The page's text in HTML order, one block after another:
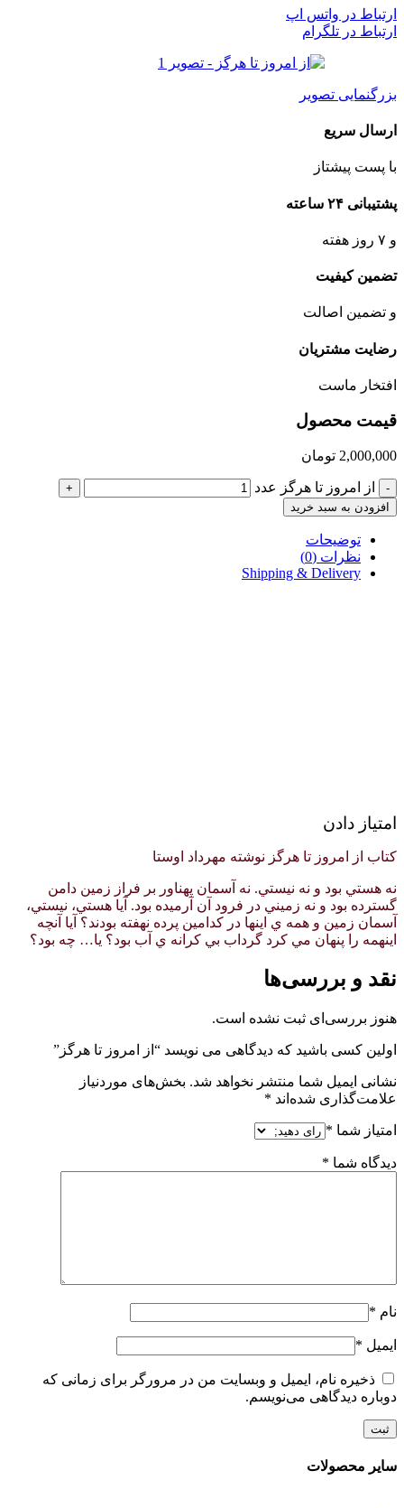
ارتباط در واتس اپ
ارتباط در تلگرام
بزرگنمایی تصویر
ارسال سریع
با پست پیشتاز
پشتیبانی ۲۴ ساعته
و ۷ روز هفته
تضمین کیفیت
و تضمین اصالت
رضایت مشتریان
افتخار ماست
قیمت محصول
2,000,000 تومان
- از امروز تا هرگز عدد
+
افزودن به سبد خرید
توضیحات
نظرات (0)
Shipping & Delivery
امتیاز دادن
کتاب از امروز تا هرگز نوشته مهرداد اوستا
نه هستي بود و نه نيستي. نه آسمان پهناور بر فراز زمين دامن
گسترده بود و نه زميني در فرود آن آرميده بود. آيا هستي، نيستي،
آسمان زمين و همه ي اينها در كدامين پرده نهفته بودند؟ آيا آنچه
اينهمه را پنهان مي كرد گرداب بي كرانه ي آب بود؟ يا… چه بود؟
نقد و بررسی‌ها
هنوز بررسی‌ای ثبت نشده است.
اولین کسی باشید که دیدگاهی می نویسد “از امروز تا هرگز”
نشانی ایمیل شما منتشر نخواهد شد. بخش‌های موردنیاز
علامت‌گذاری شده‌اند *
امتیاز شما *
دیدگاه شما *
نام *
ایمیل *
ذخیره نام، ایمیل و وبسایت من در مرورگر برای زمانی که
دوباره دیدگاهی می‌نویسم.
سایر محصولات